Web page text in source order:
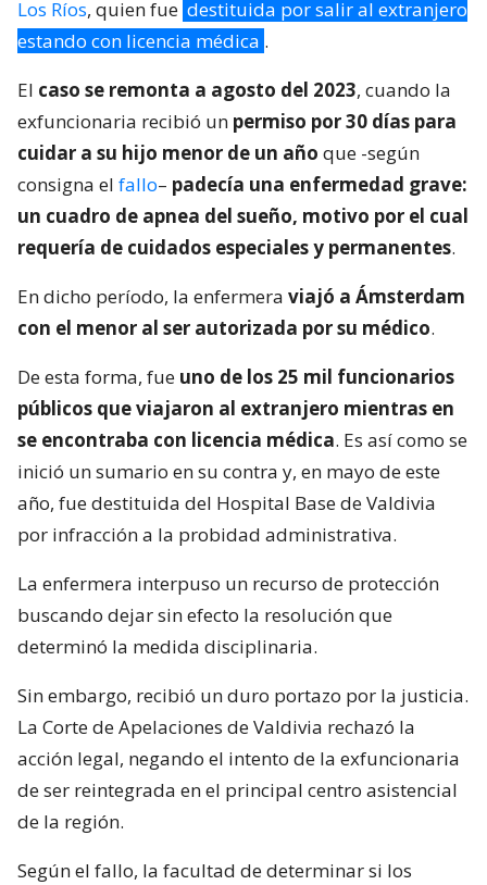
Los Ríos, quien fue destituida por salir al extranjero
estando con licencia médica .
El caso se remonta a agosto del 2023, cuando la
exfuncionaria recibió un permiso por 30 días para
cuidar a su hijo menor de un año que -según
consigna el fallo– padecía una enfermedad grave:
un cuadro de apnea del sueño, motivo por el cual
requería de cuidados especiales y permanentes.
En dicho período, la enfermera viajó a Ámsterdam
con el menor al ser autorizada por su médico.
De esta forma, fue uno de los 25 mil funcionarios
públicos que viajaron al extranjero mientras en
se encontraba con licencia médica. Es así como se
inició un sumario en su contra y, en mayo de este
año, fue destituida del Hospital Base de Valdivia
por infracción a la probidad administrativa.
La enfermera interpuso un recurso de protección
buscando dejar sin efecto la resolución que
determinó la medida disciplinaria.
Sin embargo, recibió un duro portazo por la justicia.
La Corte de Apelaciones de Valdivia rechazó la
acción legal, negando el intento de la exfuncionaria
de ser reintegrada en el principal centro asistencial
de la región.
Según el fallo, la facultad de determinar si los